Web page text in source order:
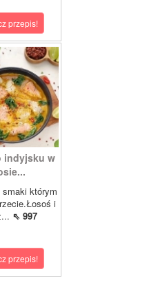
przepis!
indyjsku w
smaki którym
i
⇖ 997
przepis!